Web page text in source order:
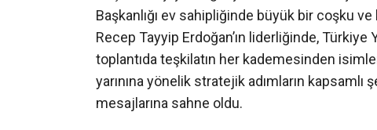
Başkanlığı ev sahipliğinde büyük bir coşku
Recep Tayyip Erdoğan’ın liderliğinde,
toplantıda teşkilatın her kademesinden
yarınına yönelik stratejik adımların
mesajlarına sahne oldu.